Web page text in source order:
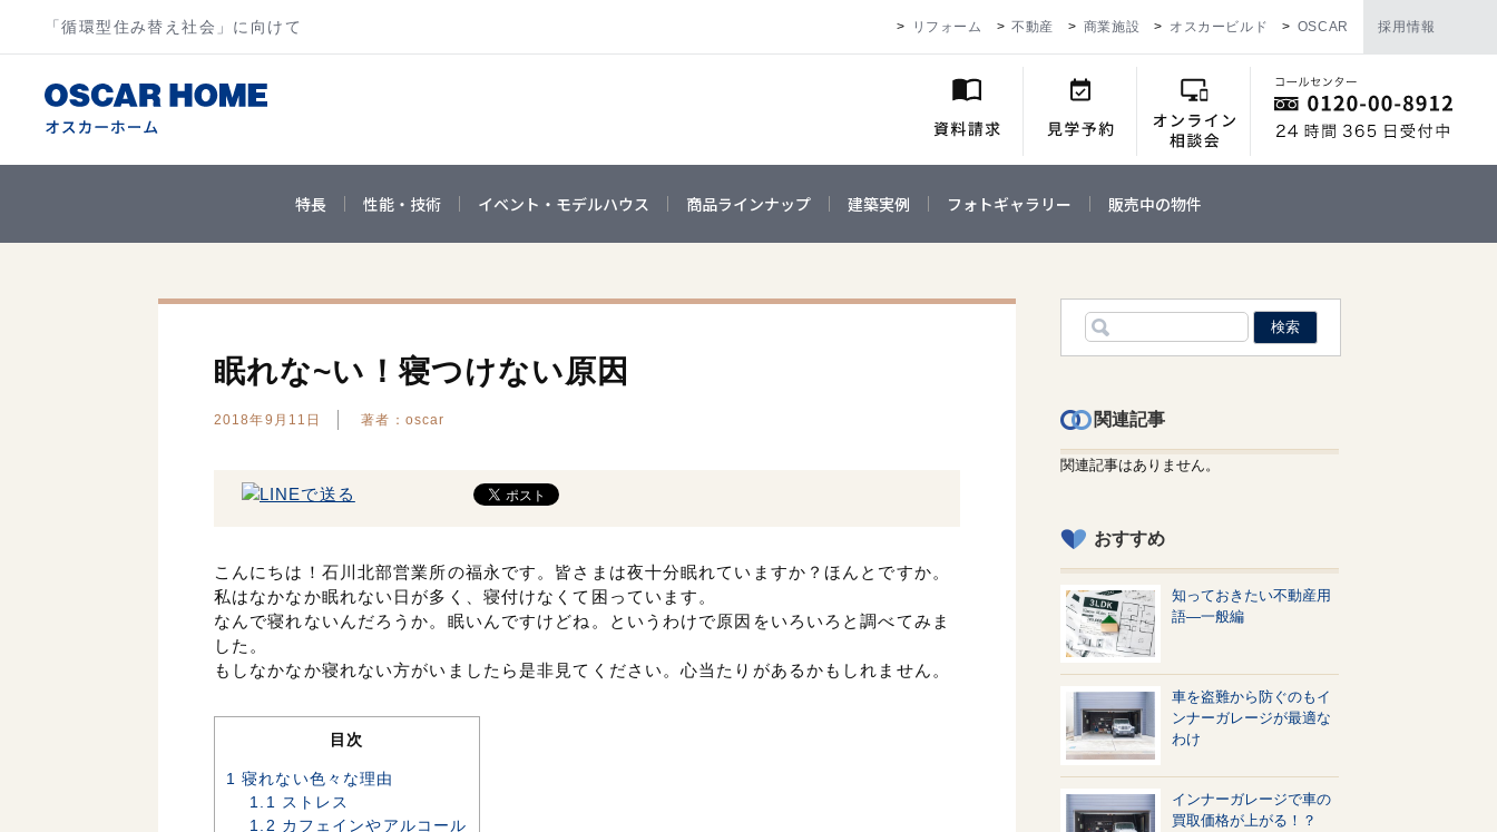
「循環型住み替え社会」に向けて リフォーム 不動産 商業施設 オスカービルド OSCAR 採用情報
特長 性能・技術 イベント・モデルハウス 商品ラインナップ 建築実例 フォトギャラリー 販売中の物件
眠れな~い！寝つけない原因
2018年9月11日 著者：oscar
こんにちは！石川北部営業所の福永です。皆さまは夜十分眠れていますか？ほんとですか。
私はなかなか眠れない日が多く、寝付けなくて困っています。
なんで寝れないんだろうか。眠いんですけどね。というわけで原因をいろいろと調べてみま
した。
もしなかなか寝れない方がいましたら是非見てください。心当たりがあるかもしれません。
目次
1 寝れない色々な理由
1.1 ストレス
1.2 カフェインやアルコール
関連記事
関連記事はありません。
おすすめ
知っておきたい不動産用
語—一般編
車を盗難から防ぐのもイ
ンナーガレージが最適な
わけ
インナーガレージで車の
買取価格が上がる！？